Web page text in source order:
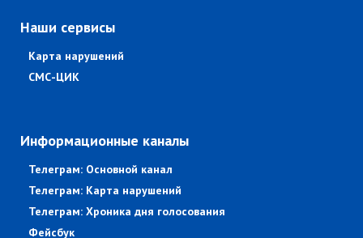
Наши сервисы
Карта нарушений
СМС-ЦИК
Информационные каналы
Телеграм: Основной канал
Телеграм: Карта нарушений
Телеграм: Хроника дня голосования
Фейсбук